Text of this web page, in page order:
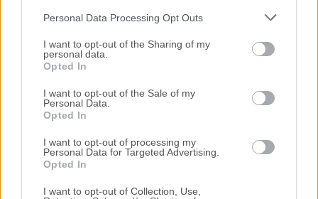
Personal Data Processing Opt Outs
I want to opt-out of the Sharing of my
personal data.
Opted In
I want to opt-out of the Sale of my
Personal Data.
Opted In
I want to opt-out of processing my
Personal Data for Targeted Advertising.
Opted In
I want to opt-out of Collection, Use,